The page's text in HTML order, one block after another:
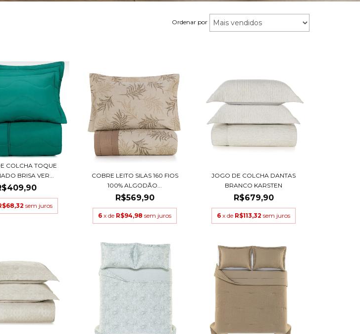
Ordenar por
COLCHA TOQUE
BRISA VER...
sem juros
COBRE LEITO SILAS 160 FIOS
100% ALGODÃO...
R$569,90
6 x de R$94,98 sem juros
JOGO DE COLCHA DANTAS
BRANCO KARSTEN
R$679,90
6 x de R$113,32 sem juros